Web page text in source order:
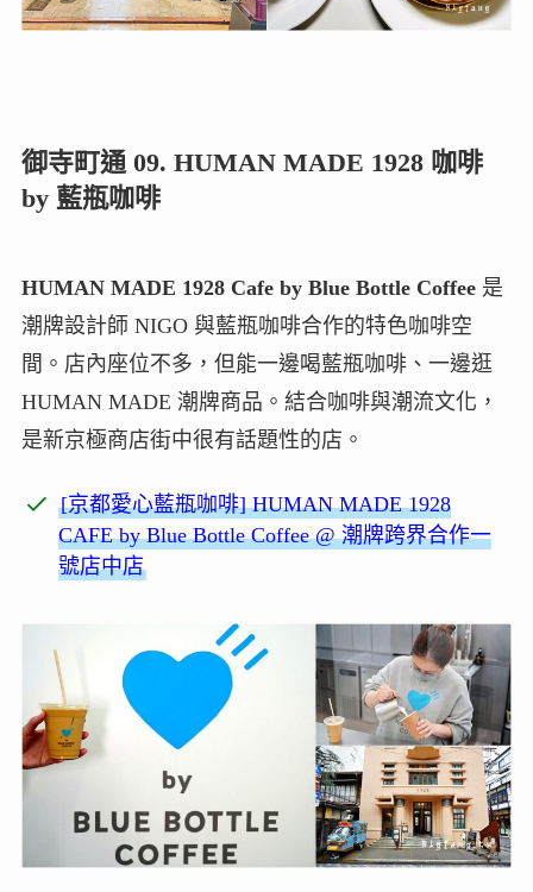
御寺町通 09. HUMAN MADE 1928 咖啡
by 藍瓶咖啡
HUMAN MADE 1928 Cafe by Blue Bottle Coffee是
潮牌設計師 NIGO 與藍瓶咖啡合作的特色咖啡空
間。店內座位不多，但能一邊喝藍瓶咖啡、一邊逛
HUMAN MADE 潮牌商品。結合咖啡與潮流文化，
是新京極商店街中很有話題性的店。
[京都愛心藍瓶咖啡] HUMAN MADE 1928
CAFE by Blue Bottle Coffee @ 潮牌跨界合作一
號店中店